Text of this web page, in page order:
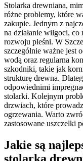
Stolarka drewniana,
różne problemy, które
zakupie. Jednym z
na działanie wilgoci,
rozwoju pleśni. W
szczególnie ważne jest
wodą oraz regularna
szkodniki, takie jak
strukturę drewna.
odpowiednimi
stolarki. Kolejnym
drzwiach, które
ogrzewania. Warto
zastosowane uszczelki
Jakie są
stolarką